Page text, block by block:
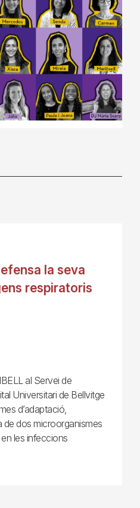
la seva
respiratoris
al Servei de
Universitari de Bellvitge
d’adaptació,
de dos microorganismes
les infeccions